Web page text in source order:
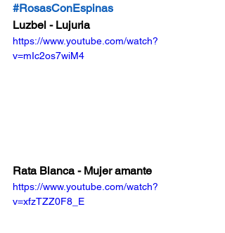
#RosasConEspinas
Luzbel - Lujuria
https://www.youtube.com/watch?
v=mIc2os7wiM4
Rata Blanca - Mujer amante
https://www.youtube.com/watch?
v=xfzTZZ0F8_E